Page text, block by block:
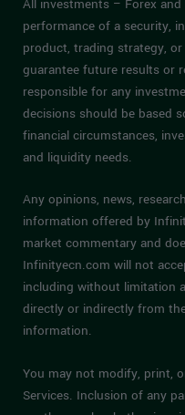
All investments – Forex and
performance of a security,
product, trading strategy,
guarantee future results or
responsible for any
decisions should be based
financial circumstances,
and liquidity needs.
Any opinions, news,
information offered by
market commentary and
Infinityecn.com will not
including without limitation
directly or indirectly from
information.
You may not modify, print,
Services. Inclusion of any